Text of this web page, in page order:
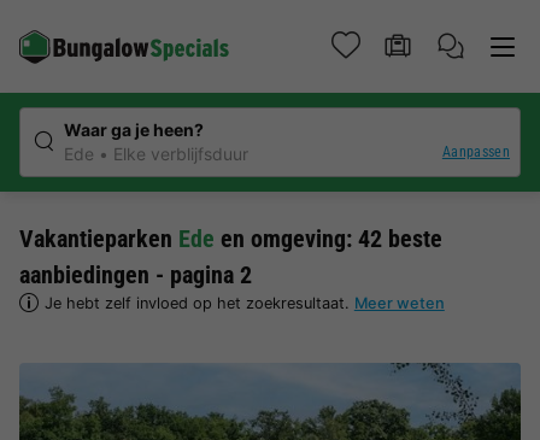
Waar ga je heen?
Ede
Elke verblijfsduur Aanpassen
Vakantieparken Ede en omgeving: 42 beste
aanbiedingen - pagina 2
Je hebt zelf invloed op het zoekresultaat. Meer weten